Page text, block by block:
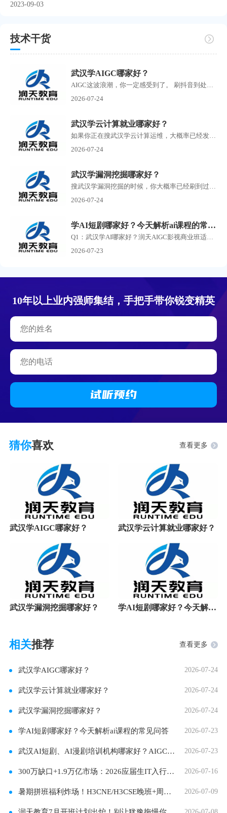
2023-09-03
技术干货
武汉学AIGC哪家好？
AIGC这波浪潮，你一定感受到了。 刷抖音到处是AI生成的短剧，刷小红书满屏AI绘画作品，朋友圈里有人开始靠AI接单赚钱了。搜武汉学AIGC的人越来越多，但问题也随之而来培训机构如雨...
2026-07-24
武汉学云计算就业哪家好？
如果你正在搜武汉学云计算运维，大概率已经发现了一个问题：满屏的培训机构广告，每家都说自己名师授课、实战教学、高薪就业，但到底哪家靠谱，根本分不清。 云计算运维这个方...
2026-07-24
武汉学漏洞挖掘哪家好？
搜武汉学漏洞挖掘的时候，你大概率已经刷到过一堆培训机构的广告了。 有打着零基础包就业旗号的，有号称30天速成渗透测试的，还有把你拉进群先听一节免费课再疯狂推销的。 说实...
2026-07-24
学AI短剧哪家好？今天解析ai课程的常见问答
Q1：武汉学AI哪家好？润天AIGC影视商业班适合零基础小白吗？ A：润天教育是武汉专业AI短剧、AI漫剧培训机构，零基础完全可以报名。课程不要求美术、剪辑、影视专业功底，从AI提示词...
2026-07-23
10年以上业内强师集结，手把手带你锐变精英
试听预约
猜你喜欢 查看更多
武汉学AIGC哪家好？ 武汉学云计算就业哪家好？
武汉学漏洞挖掘哪家好？ 学AI短剧哪家好？今天解析ai课程的常见问答
相关推荐 查看更多
武汉学AIGC哪家好？ 2026-07-24
武汉学云计算就业哪家好？ 2026-07-24
武汉学漏洞挖掘哪家好？ 2026-07-24
学AI短剧哪家好？今天解析ai课程的常见问答 2026-07-23
武汉AI短剧、AI漫剧培训机构哪家好？AIGC影视商业 2026-07-23
300万缺口+1.9万亿市场：2026应届生IT入行全景指南 2026-07-16
暑期拼班福利炸场！H3CNE/H3CSE晚班+周末班，3人组 2026-07-09